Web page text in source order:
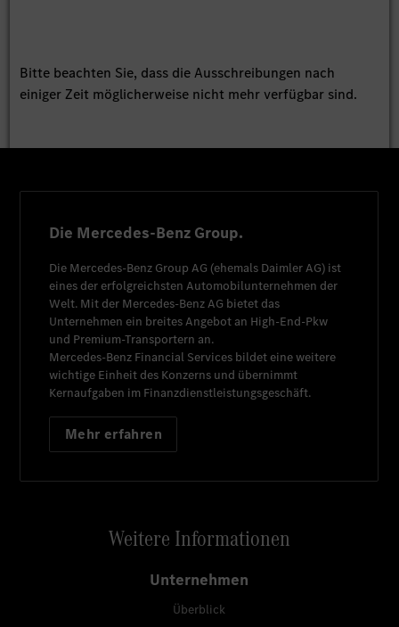
Bitte beachten Sie, dass die Ausschreibungen nach
einiger Zeit möglicherweise nicht mehr verfügbar sind.
Die Mercedes-Benz Group.
Die Mercedes-Benz Group AG (ehemals Daimler AG) ist
eines der erfolgreichsten Automobilunternehmen der
Welt. Mit der Mercedes-Benz AG bietet das
Unternehmen ein breites Angebot an High-End-Pkw
und Premium-Transportern an.
Mercedes-Benz Financial Services bildet eine weitere
wichtige Einheit des Konzerns und übernimmt
Kernaufgaben im Finanzdienstleistungsgeschäft.
Mehr erfahren
Weitere Informationen
Unternehmen
Überblick